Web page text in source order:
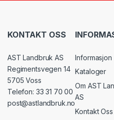
KONTAKT OSS
AST Landbruk AS
Regimentsvegen 14
5705 Voss
Telefon: 33 31 70 00
post@astlandbruk.no
Informasjon
Kataloger
Om AST
AS
Kontakt Oss